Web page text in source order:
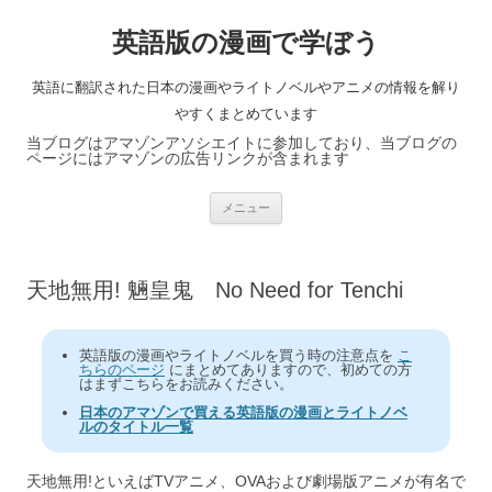
英語版の漫画で学ぼう
英語に翻訳された日本の漫画やライトノベルやアニメの情報を解り
やすくまとめています
当ブログはアマゾンアソシエイトに参加しており、当ブログの
ページにはアマゾンの広告リンクが含まれます
メニュー
ス
天地無用! 魎皇鬼 No Need for Tenchi
英語版の漫画やライトノベルを買う時の注意点を こ
ちらのページ にまとめてありますので、初めての方
はまずこちらをお読みください。
日本のアマゾンで買える英語版の漫画とライトノベ
ルのタイトル一覧
天地無用!といえばTVアニメ、OVAおよび劇場版アニメが有名で